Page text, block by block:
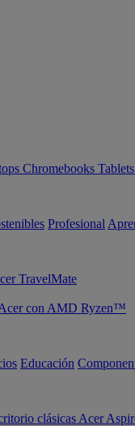
Chromebooks Tablets
Profesional
TravelMate
con AMD Ryzen™
Educación
clásicas Acer